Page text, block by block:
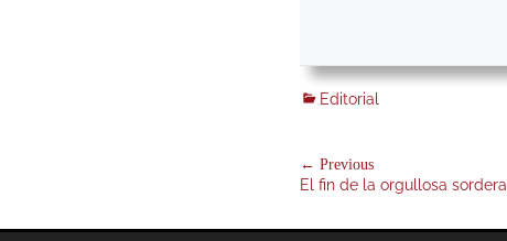
Categories
Editorial
Navegación
← Previous
Previous
El fin de la orgullosa sordera